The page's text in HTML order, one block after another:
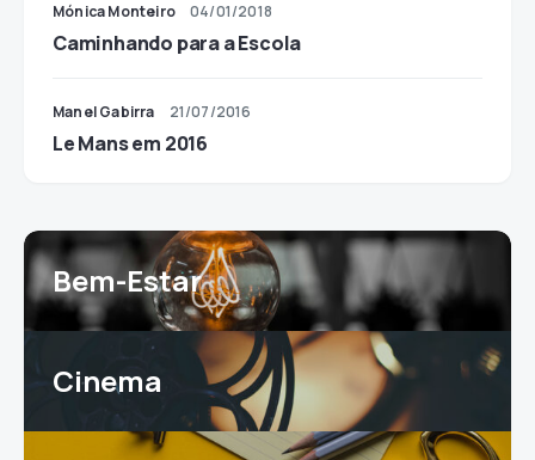
Mónica Monteiro 04/01/2018
Caminhando para a Escola
Manel Gabirra 21/07/2016
Le Mans em 2016
Bem-Estar
Cinema